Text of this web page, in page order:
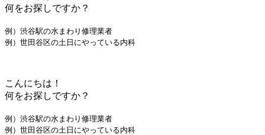
何をお探しですか？
例）渋谷駅の水まわり修理業者
例）世田谷区の土日にやっている内科
こんにちは！
何をお探しですか？
例）渋谷駅の水まわり修理業者
例）世田谷区の土日にやっている内科